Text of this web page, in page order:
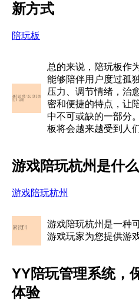
新方式
陪玩板
总的来说，陪玩板作
能够陪伴用户度过孤
压力、调节情绪，治
密和便捷的特点，让
中不可或缺的一部分
板将会越来越受到人
游戏陪玩杭州是什
游戏陪玩杭州
游戏陪玩杭州是一种
游戏玩家为您提供游
YY陪玩管理系统，
体验